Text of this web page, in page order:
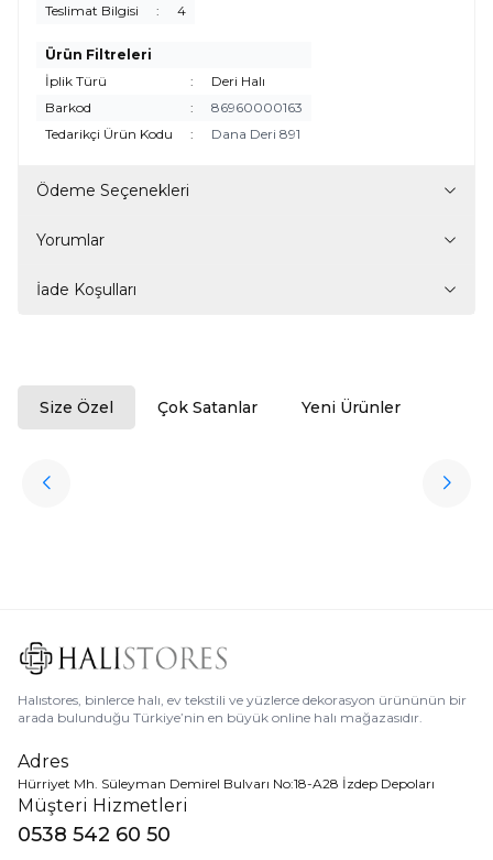
Teslimat Bilgisi : 4
Ürün Filtreleri
İplik Türü
:
Deri Halı
Barkod
:
86960000163
Tedarikçi Ürün Kodu
: Dana Deri 891
Ödeme Seçenekleri
Yorumlar
İade Koşulları
Size Özel Çok Satanlar Yeni Ürünler
Favorilere Ekle
Halıstores
3.909,80
Halıstores, binlerce halı, ev tekstili ve yüzlerce dekorasyon ürününün bir
arada bulunduğu Türkiye’nin en büyük online halı mağazasıdır.
Adres
Hürriyet Mh. Süleyman Demirel Bulvarı No:18-A28 İzdep Depoları
Müşteri Hizmetleri
0538 542 60 50